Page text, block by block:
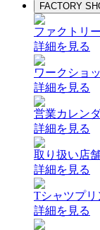
FACTORY
ファクトリ
詳細を見る
ワークショ
詳細を見る
営業カレン
詳細を見る
取り扱い店
詳細を見る
Tシャツプ
詳細を見る